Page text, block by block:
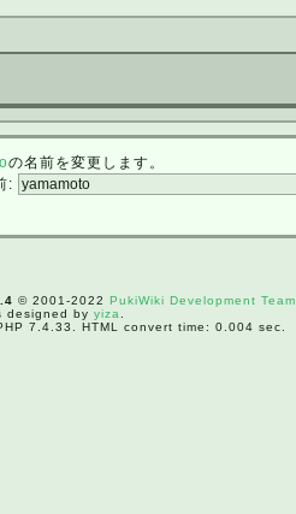
の名前を変更します。
:
© 2001-2022 PukiWiki Development Team
designed by yiza.
7.4.33. HTML convert time: 0.004 sec.